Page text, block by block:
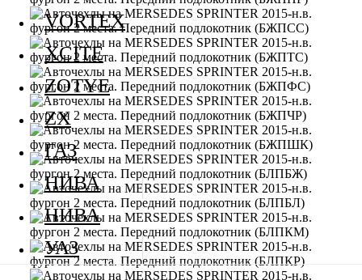
VORTEX
XCITE
ZOTYE
ZX
ГАЗ
НИВА
НИВА
УАЗ